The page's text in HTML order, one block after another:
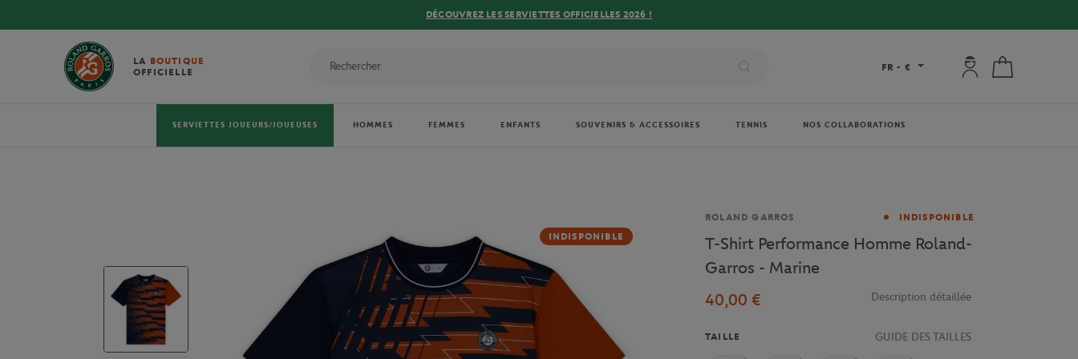
DÉCOUVREZ LES SERVIETTES OFFICIELLES 2026 !
LA BOUTIQUE
OFFICIELLE
FR - € Mon compte : se
SERVIETTES JOUEURS/JOUEUSES HOMMES FEMMES ENFANTS SOUVENIRS & ACCESSOIRES TENNIS NOS COLLABORATIONS
INDISPONIBLE
Marque
ROLAND GARROS INDISPONIBLE
T-Shirt Performance Homme Roland-
Garros - Marine
40,00 €
Description détaillée
TAILLE GUIDE DES TAILLES